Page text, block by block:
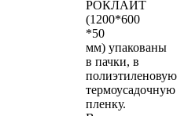
РОКЛАЙТ
(1200*600
*50
мм) упакованы
в пачки, в
полиэтиленовую
термоусадочную
пленку.